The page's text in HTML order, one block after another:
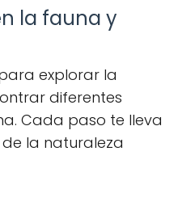
la fauna y
explorar la
diferentes
Cada paso te lleva
la naturaleza